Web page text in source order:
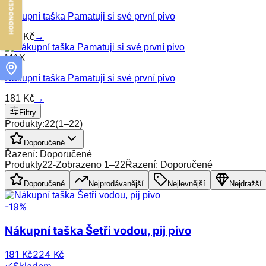
Nákupní taška Pamatuji si své první pivo
181
Kč→
MAX
Nákupní taška Pamatuji si své první pivo
181 Kč→
Filtry
Produkty:22(1–22)
Doporučené
Řazení: Doporučené
Produkty22-Zobrazeno 1–22Řazení: Doporučené
Doporučené Nejprodávanější Nejlevnější Nejdražší
-19%
Nákupní taška Šetři vodou, pij pivo
181 Kč224 Kč